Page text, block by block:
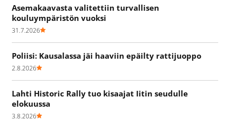
Asemakaavasta valitettiin turvallisen
kouluympäristön vuoksi
31.7.2026
Poliisi: Kausalassa jäi haaviin epäilty rattijuoppo
2.8.2026
Lahti Historic Rally tuo kisaajat Iitin seudulle
elokuussa
3.8.2026